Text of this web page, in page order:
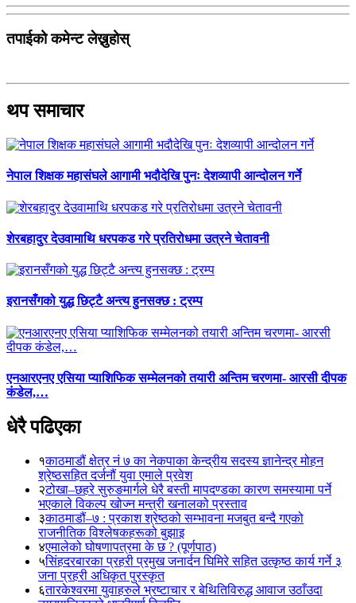
तपाईको कमेन्ट लेख्नुहोस्
थप समाचार
नेपाल शिक्षक महासंघले आगामी भदौदेखि पुनः देशव्यापी आन्दोलन गर्ने
शेरबहादुर देउवामाथि धरपकड गरे प्रतिरोधमा उत्रने चेतावनी
इरानसँगको युद्ध छिट्टै अन्त्य हुनसक्छ : ट्रम्प
एनआरएनए एसिया प्याशिफिक सम्मेलनको तयारी अन्तिम चरणमा- आरसी दीपक
कंडेल,…
धेरै पढिएका
१काठमाडौं क्षेत्र नं ७ का नेकपाका केन्द्रीय सदस्य ज्ञानेन्द्र मोहन
श्रेष्ठसहित दर्जनौं युवा एमाले प्रवेश
२टोखा–छहरे सुरुङमार्गले धेरै बस्ती मापदण्डका कारण समस्यामा पर्ने
भएकाले विकल्प खोज्न मन्त्री खनालको प्रस्ताव
३काठमाडौं–७ : प्रकाश श्रेष्ठको सम्भावना मजबुत बन्दै गएको
राजनीतिक विश्लेषकहरूको बुझाइ
४एमालेको घोषणापत्रमा के छ ? (पूर्णपाठ)
५सिंहदरबारका प्रहरी प्रमुख जनार्दन घिमिरे सहित उत्कृष्ठ कार्य गर्ने ३
जना प्रहरी अधिकृत पुरस्कृत
६तारकेश्वरमा युवाहरुले भ्रष्टाचार र बेथितिविरुद्ध आवाज उठाँउदा